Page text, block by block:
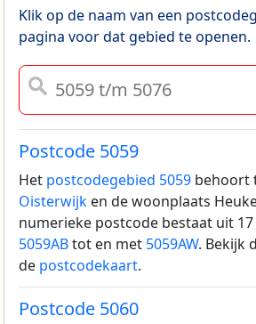
Klik op de naam van een
pagina voor dat gebied te openen.
Postcode 5059
Het postcodegebied 5059 behoort
Oisterwijk en de woonplaats
numerieke postcode bestaat uit
5059ABtot en met 5059AW. Bekijk
de postcodekaart.
Postcode 5060